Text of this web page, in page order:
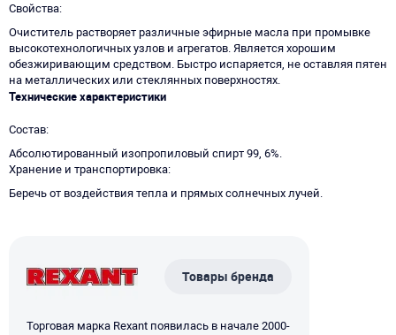
Свойства
Очиститель растворяет различные эфирные масла при промывке
высокотехнологичных узлов и агрегатов. Является хорошим
обезжиривающим средством. Быстро испаряется, не оставляя пятен
на металлических или стеклянных поверхностях.
Технические характеристики
Состав
Абсолютированный изопропиловый спирт 99, 6%.
Хранение и транспортировка
Беречь от воздействия тепла и прямых солнечных лучей.
Товары бренда
Торговая марка Rexant появилась в начале 2000-